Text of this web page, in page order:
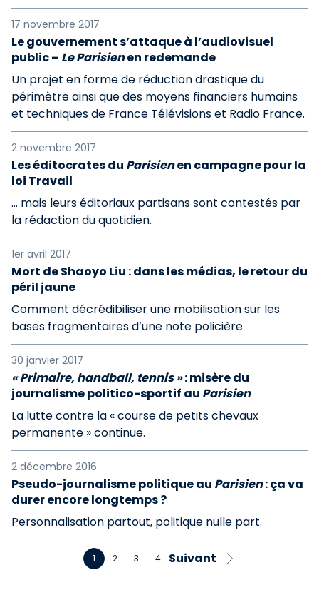
17 novembre 2017
Le gouvernement s’attaque à l’audiovisuel
public – Le Parisienen redemande
Un projet en forme de réduction drastique du
périmètre ainsi que des moyens financiers humains
et techniques de France Télévisions et Radio France.
2 novembre 2017
Les éditocrates du Parisienen campagne pour la
loi Travail
... mais leurs éditoriaux partisans sont contestés par
la rédaction du quotidien.
1er avril 2017
Mort de Shaoyo Liu : dans les médias, le retour du
péril jaune
Comment décrédibiliser une mobilisation sur les
bases fragmentaires d’une note policière
30 janvier 2017
« Primaire, handball, tennis »: misère du
journalisme politico-sportif au Parisien
La lutte contre la « course de petits chevaux
permanente » continue.
2 décembre 2016
Pseudo-journalisme politique au Parisien: ça va
durer encore longtemps ?
Personnalisation partout, politique nulle part.
1 2 3 4 Suivant